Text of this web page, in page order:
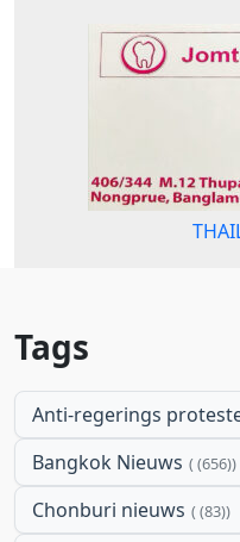
Tags
Anti-regerings
Bangkok Nieuws (656)
Chonburi nieuws (83)